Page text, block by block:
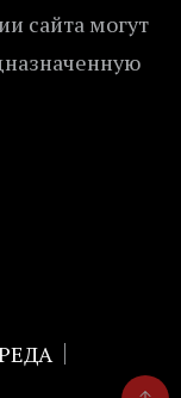
сайта могут